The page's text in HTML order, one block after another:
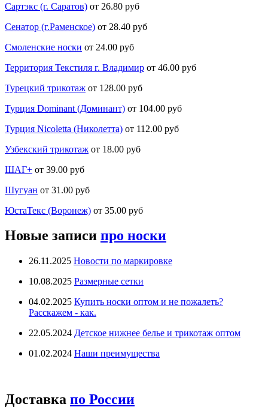
Сартэкс (г. Саратов) от 26.80 руб
Сенатор (г.Раменское) от 28.40 руб
Смоленские носки от 24.00 руб
Территория Текстиля г. Владимир от 46.00 руб
Турецкий трикотаж от 128.00 руб
Турция Dominant (Доминант) от 104.00 руб
Турция Nicoletta (Николетта) от 112.00 руб
Узбекский трикотаж от 18.00 руб
ШАГ+ от 39.00 руб
Шугуан от 31.00 руб
ЮстаТекс (Воронеж) от 35.00 руб
Новые записи про носки
26.11.2025 Новости по маркировке
10.08.2025 Размерные сетки
04.02.2025 Купить носки оптом и не пожалеть?
Расскажем - как.
22.05.2024 Детское нижнее белье и трикотаж оптом
01.02.2024 Наши преимущества
Доставка по России